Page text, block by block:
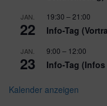
JAN.
22
19:30 – 21:00
Info-Tag
JAN.
23
9:00 – 12:00
Info-Tag
Kalender anzeigen